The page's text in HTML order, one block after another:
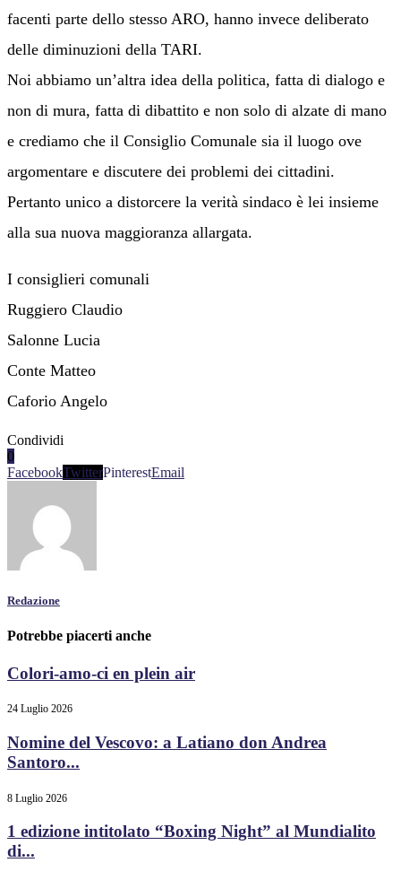
facenti parte dello stesso ARO, hanno invece deliberato
delle diminuzioni della TARI.
Noi abbiamo un’altra idea della politica, fatta di dialogo e
non di mura, fatta di dibattito e non solo di alzate di mano
e crediamo che il Consiglio Comunale sia il luogo ove
argomentare e discutere dei problemi dei cittadini.
Pertanto unico a distorcere la verità sindaco è lei insieme
alla sua nuova maggioranza allargata.
I consiglieri comunali
Ruggiero Claudio
Salonne Lucia
Conte Matteo
Caforio Angelo
Condividi
0
FacebookTwitterPinterestEmail
Redazione
Potrebbe piacerti anche
Colori-amo-ci en plein air
24 Luglio 2026
Nomine del Vescovo: a Latiano don Andrea
Santoro...
8 Luglio 2026
1 edizione intitolato “Boxing Night” al Mundialito
di...